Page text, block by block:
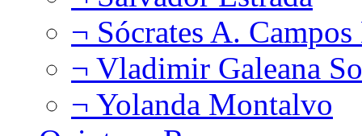
¬ Sócrates A.
¬ Vladimir Galeana
¬ Yolanda Montalvo